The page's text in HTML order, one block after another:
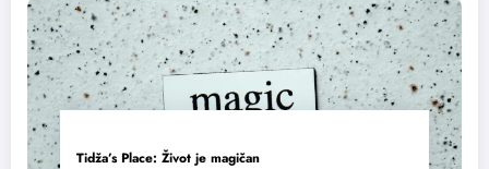
Tidža’s Place: Život je magičan